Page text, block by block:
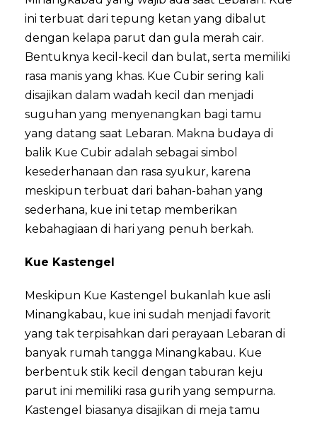
ini terbuat dari tepung ketan yang dibalut
dengan kelapa parut dan gula merah cair.
Bentuknya kecil-kecil dan bulat, serta memiliki
rasa manis yang khas. Kue Cubir sering kali
disajikan dalam wadah kecil dan menjadi
suguhan yang menyenangkan bagi tamu
yang datang saat Lebaran. Makna budaya di
balik Kue Cubir adalah sebagai simbol
kesederhanaan dan rasa syukur, karena
meskipun terbuat dari bahan-bahan yang
sederhana, kue ini tetap memberikan
kebahagiaan di hari yang penuh berkah.
Kue Kastengel
Meskipun Kue Kastengel bukanlah kue asli
Minangkabau, kue ini sudah menjadi favorit
yang tak terpisahkan dari perayaan Lebaran di
banyak rumah tangga Minangkabau. Kue
berbentuk stik kecil dengan taburan keju
parut ini memiliki rasa gurih yang sempurna.
Kastengel biasanya disajikan di meja tamu